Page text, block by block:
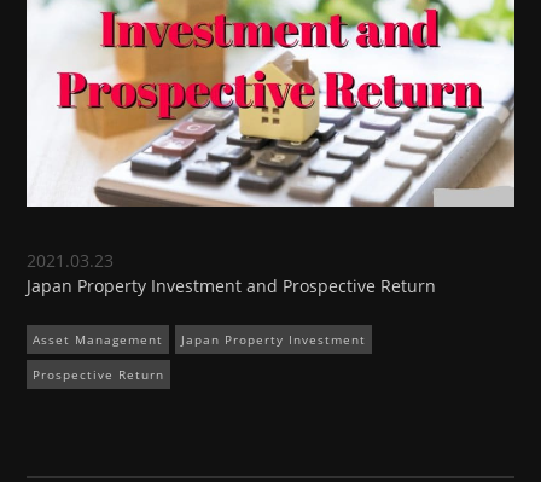
2021.03.23
Japan Property Investment and Prospective Return
Asset Management Japan Property Investment
Prospective Return